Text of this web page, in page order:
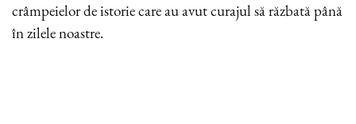
crâmpeielor de istorie care au avut curajul să răzbată până
în zilele noastre.